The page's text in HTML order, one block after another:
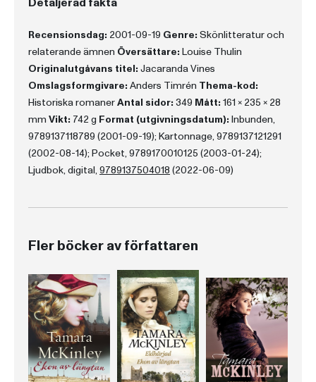
Recensionsdag: 2001-09-19 Genre: Skönlitteratur och
relaterande ämnen Översättare: Louise Thulin
Originalutgåvans titel: Jacaranda Vines
Omslagsformgivare: Anders Timrén Thema-kod:
Historiska romanerAntal sidor: 349 Mått: 161 x 235 x 28
mm Vikt: 742 g Format (utgivningsdatum): Inbunden,
9789137118789 (2001-09-19); Kartonnage, 9789137121291
(2002-08-14); Pocket, 9789170010125 (2003-01-24);
Ljudbok, digital, 9789137504018 (2022-06-09)
Fler böcker av författaren